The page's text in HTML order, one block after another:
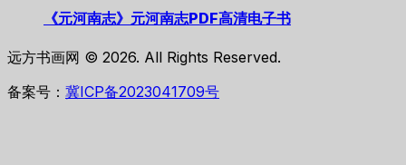
《元河南志》元河南志PDF高清电子书
远方书画网 © 2026. All Rights Reserved.
备案号： 冀ICP备2023041709号